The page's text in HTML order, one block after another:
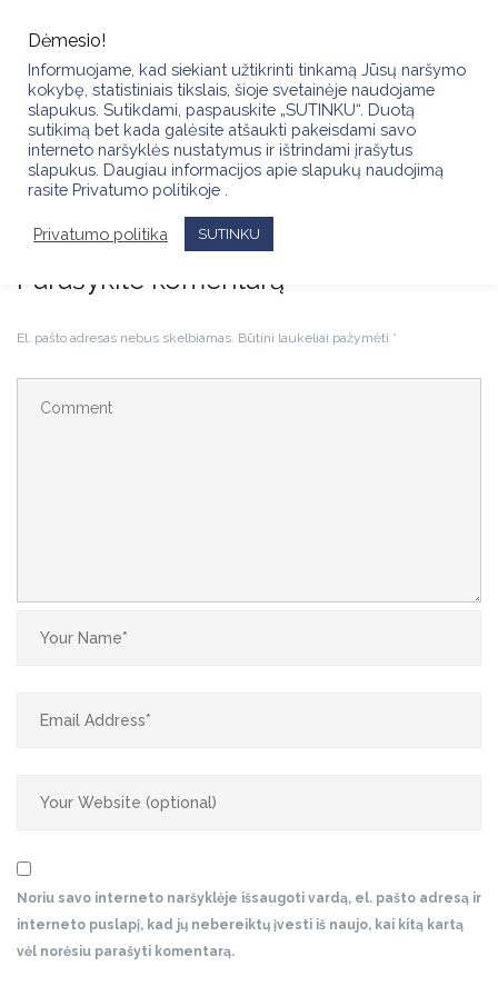
content
received_852868601103660
Parašykite komentarą
El. pašto adresas nebus skelbiamas. Būtini laukeliai pažymėti *
Noriu savo interneto naršyklėje išsaugoti vardą, el. pašto adresą ir
interneto puslapį, kad jų nebereiktų įvesti iš naujo, kai kitą kartą
vėl norėsiu parašyti komentarą.
Dėmesio!
Informuojame, kad siekiant užtikrinti tinkamą Jūsų naršymo
kokybę, statistiniais tikslais, šioje svetainėje naudojame
slapukus. Sutikdami, paspauskite „SUTINKU“. Duotą
sutikimą bet kada galėsite atšaukti pakeisdami savo
interneto naršyklės nustatymus ir ištrindami įrašytus
slapukus. Daugiau informacijos apie slapukų naudojimą
rasite Privatumo politikoje .
Privatumo politika SUTINKU